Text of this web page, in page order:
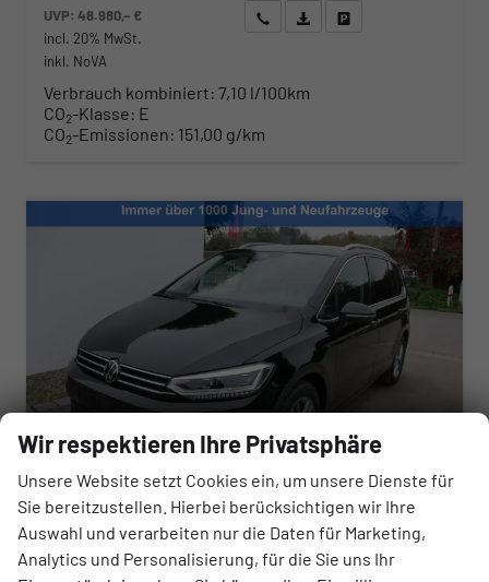
UVP:48.980,– €
incl. 20% MwSt.
inkl. NoVA
Wir rufen Sie anAngebot drucken (PDF)
Verbrauch kombiniert: 7,10 l/100km
CO2-Klasse: E
CO2-Emissionen: 151,00 g/km
Volkswagen Touran
Comfortline 1.5 TSI DSG COMFORTLINE*ACC*LED*PDC*KAMERA*NAVI*SHZ* 7-SITZER 17-ZOLL
sofort lieferbar Fahrzeug mit Tageszulassung
Wir respektieren Ihre Privatsphäre
Unsere Website setzt Cookies ein, um unsere Dienste für
Sie bereitzustellen. Hierbei berücksichtigen wir Ihre
Auswahl und verarbeiten nur die Daten für Marketing,
Analytics und Personalisierung, für die Sie uns Ihr